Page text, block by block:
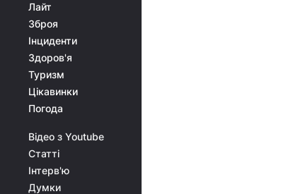
Лайт
Зброя
Інциденти
Здоров'я
Туризм
Цікавинки
Погода
Відео з Youtube
Статті
Інтерв'ю
Думки